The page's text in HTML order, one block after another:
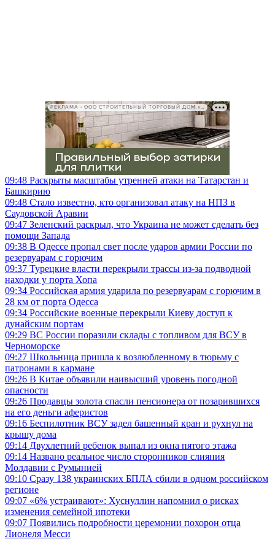
РЕКЛАМА • ООО СТРОИТЕЛЬНЫЙ ТОРГОВЫЙ ДОМ «ПЕТРОВИЧ», ИНН 7802348846
09:48 Раскрыты масштабы утренней атаки на Татарстан и
Башкирию
09:48 Стало известно, кто организовал атаку на НПЗ в
Саудовской Аравии
09:47 Зеленский раскрыл, что Украина не может сделать без
помощи Запада
09:38 В Одессе пропал свет после ударов армии России по
резервуарам с горючим
09:37 Турецкие власти перекрыли трассы из-за подводной
находки у порта Хопа
09:34 Российская армия ударила по резервуарам с горючим в
28 км от порта Одесса
09:34 Российские военные перекрыли Киеву доступ к
дунайским портам
09:29 ВС России поразили склады с топливом для ВСУ в
Черноморске
09:27 Школьница пришла к возлюбленному в тюрьму с
патронами в кармане
09:26 В Китае объявили наивысший уровень погодной
опасности
09:26 Продавцы золота спасли пенсионера от позарившихся
на его деньги аферистов
09:16 Беспилотник ВСУ задел башенный кран и рухнул на
крышу дома
09:14 Двухлетний ребенок выпал из окна пятого этажа
09:14 Названо реальное число сторонников слияния
Молдавии с Румынией
09:10 Сразу 138 украинских БПЛА сбили в одном российском
регионе
09:07 «6% устраивают»: Хуснуллин напомнил о рисках
изменения семейной ипотеки
09:07 Появились подробности церемонии похорон отца
Лионеля Месси